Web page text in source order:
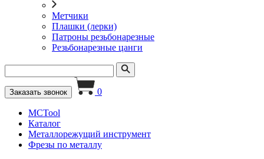
Метчики
Плашки (лерки)
Патроны резьбонарезные
Резьбонарезные цанги
Заказать звонок 0
MCTool
Каталог
Металлорежущий инструмент
Фрезы по металлу